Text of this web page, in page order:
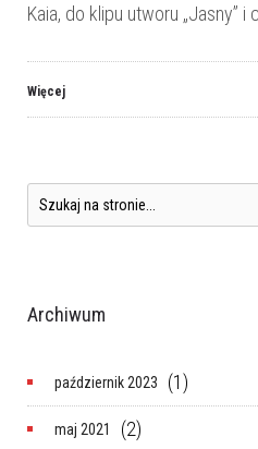
Kaia, do klipu utworu „Jasny”
Więcej
Archiwum
październik 2023 (1)
maj 2021 (2)